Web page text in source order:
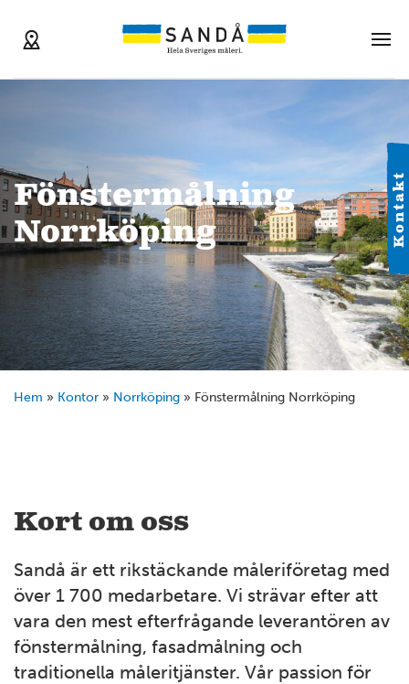
Kontakt
Fönstermålning
Norrköping
Hem » Kontor » Norrköping » Fönstermålning Norrköping
Kort om oss
Sandå är ett rikstäckande måleriföretag med
över 1 700 medarbetare. Vi strävar efter att
vara den mest efterfrågande leverantören av
fönstermålning, fasadmålning och
traditionella måleritjänster. Vår passion för